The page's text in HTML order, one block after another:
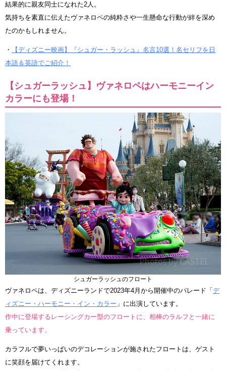
結果的に親友同士になれた2人。
気持ちを素直に伝えたヴァネロペの純粋さや一生懸命な行動が絆を深め
たのかもしれません。
・
【ディズニー映画】『シュガー・ラッシュ』名言10選！名セリフを日
本語＆英語でご紹介！
【シュガーラッシュ】ヴァネロペはハーモニーイン
カラーにも登場！
シュガーラッシュのフロート
ヴァネロペは、ディズニーランドで2023年4月から開催中のパレード「 デ
ィズニー・ハーモニー・イン・カラー 」に出演しています。
作中に登場するレーシングカー型のフロートに、相棒のラルフと一緒に
乗っています。
カラフルで夢いっぱいのデコレーションが施されたフロートは、ゲスト
に笑顔を届けてくれます。